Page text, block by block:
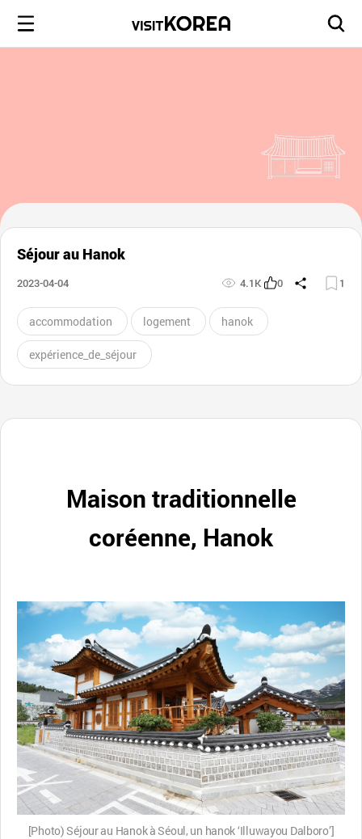
Séjour au Hanok
2023-04-04 4.1K 0 1
accommodation logement hanok
expérience_de_séjour
Maison traditionnelle
coréenne, Hanok
[Photo) Séjour au Hanok à Séoul, un hanok ‘Illuwayou Dalboro’]